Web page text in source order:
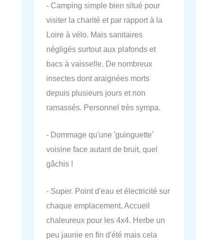
- Camping simple bien situé pour
visiter la charité et par rapport à la
Loire à vélo. Mais sanitaires
négligés surtout aux plafonds et
bacs à vaisselle. De nombreux
insectes dont araignées morts
depuis plusieurs jours et non
ramassés. Personnel très sympa.
- Dommage qu'une 'guinguette'
voisine face autant de bruit, quel
gâchis !
- Super. Point d'eau et électricité sur
chaque emplacement. Accueil
chaleureux pour les 4x4. Herbe un
peu jaunie en fin d'été mais cela